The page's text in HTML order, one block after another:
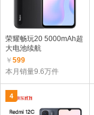
荣耀畅玩20 5000mAh超
大电池续航
￥ 599
本月销量9.6万件
4